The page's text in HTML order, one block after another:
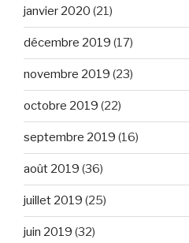
janvier 2020 (21)
décembre 2019 (17)
novembre 2019 (23)
octobre 2019 (22)
septembre 2019 (16)
août 2019 (36)
juillet 2019 (25)
juin 2019 (32)